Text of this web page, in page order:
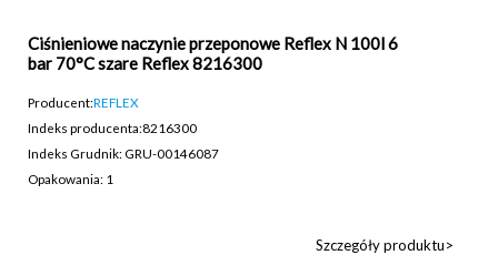
Ciśnieniowe naczynie przeponowe Reflex N 100l 6
bar 70°C szare Reflex 8216300
Producent:REFLEX
Indeks producenta:8216300
Indeks Grudnik: GRU-00146087
Opakowania: 1
Szczegóły produktu>